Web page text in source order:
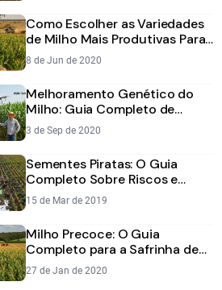
Como Escolher as Variedades
de Milho Mais Produtivas Para
a Sua Realidade
8 de Jun de 2020
Melhoramento Genético do
Milho: Guia Completo de
Híbridos e Transgênicos
3 de Sep de 2020
Sementes Piratas: O Guia
Completo Sobre Riscos e
Como Evitar Prejuízos
15 de Mar de 2019
Milho Precoce: O Guia
Completo para a Safrinha de
Alta Produtividade
27 de Jan de 2020